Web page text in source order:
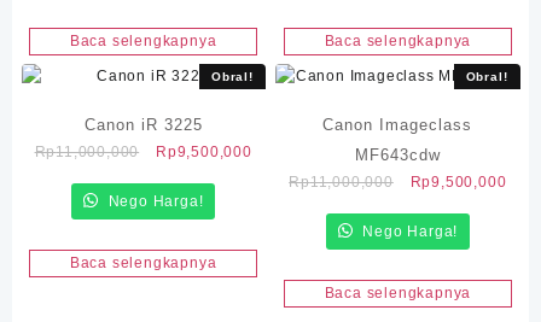
Rp8,500,000.
Baca selengkapnya Baca selengkapnya
Obral!
Canon iR 3225
Rp11,000,000
Harga
adalah:
Rp9,500,000Harga
Rp9,500,000.
Nego Harga!
Baca selengkapnya
Obral!
Canon Imageclass
MF643cdw
Rp11,000,000
Harga
adalah:
Rp9,500,000
Nego Harga!
Baca selengkapnya